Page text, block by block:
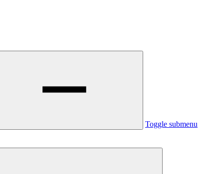
Toggle submenu